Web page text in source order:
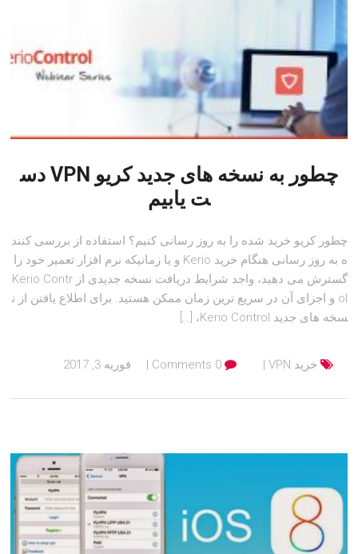
چطور به نسخه های جدید کریو VPN دس
ت یابیم
چطور کریو خرید شده را به روز رسانی کنیم؟ استفاده از بررسی کنند
ه به روز رسانی هنگام خرید Kerio و یا زمانیکه نرم افزار تعمیر خود را
گسترش می دهید، واجد شرایط دریافت نسخه جدیدی از Kerio Contr
ol و اجزای آن در سریع ترین زمان ممکن هستید. برای اطلاع یافتن از ن
سخه های جدید Kerio Control، […]
خرید VPN 0 Comments فوریه 3, 2017